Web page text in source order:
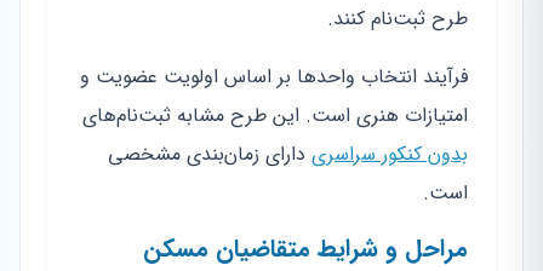
طرح ثبت‌نام کنند.
فرآیند انتخاب واحدها بر اساس اولویت عضویت و
امتیازات هنری است. این طرح مشابه ثبت‌نام‌های
بدون کنکور سراسری دارای زمان‌بندی مشخصی
است.
مراحل و شرایط متقاضیان مسکن